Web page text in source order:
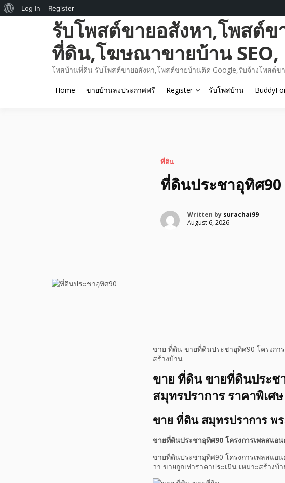
รับโพสต์ขายอสังหา,โพสต์
ที่ดิน,โฆษณาขายบ้าน SEO,
โพสบ้านที่ดิน รับโพสต์ขายอสังหา,โพสต์ขายบ้านติด Google,รับจ้างโพสต์
Home ขายบ้านลงประกาศฟรี Register รับโพสบ้าน
ที่ดิน
ที่ดินประชาอุทิศ90
Written by surachai99
August 6, 2026
ขาย ที่ดิน ขายที่ดินประชาอุทิศ90 โครงกา
สร้างบ้าน
ขาย ที่ดิน ขายที่ดินประช
สมุทรปราการ ราคาพิเศ
ขาย ที่ดิน สมุทรปราการ พ
ขายที่ดินประชาอุทิศ90 โครงการเพลสแอ
ขายที่ดินประชาอุทิศ90 โครงการเพลสแอ
วา ขายถูกเท่าราคาประเมิน เหมาะสร้างบ้
About
Log In Register